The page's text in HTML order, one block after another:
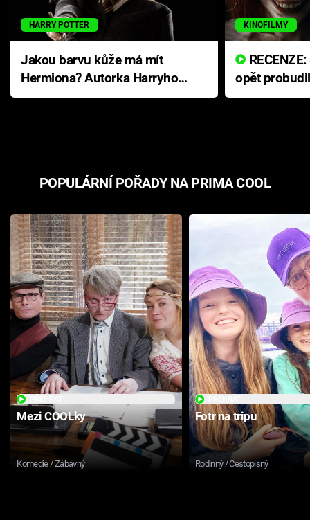
HARRY POTTER
Jakou barvu kůže má mít
Hermiona? Autorka Harryho
Pottera přišla s ráznou
KINOFILMY
opět
přichází s
POPULÁRNÍ POŘADY NA PRIMA COOL
Mezi COOLky
Komedie / Zábavný
Fotr na tripu
Rodinný / Cestopisný